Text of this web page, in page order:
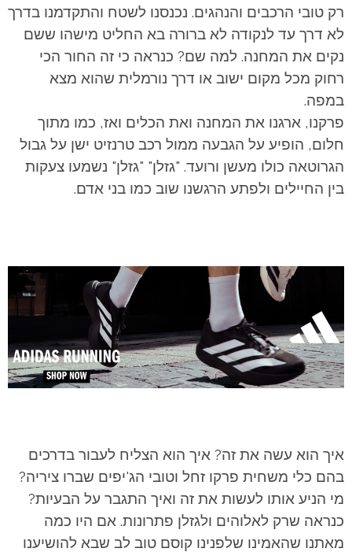
רק טובי הרכבים והנהגים. נכנסנו לשטח והתקדמנו בדרך
לא דרך עד לנקודה לא ברורה בא החליט מישהו ששם
נקים את המחנה. למה שם? כנראה כי זה החור הכי
רחוק מכל מקום ישוב או דרך נורמלית שהוא מצא
במפה.
פרקנו, ארגנו את המחנה ואת הכלים ואז, כמו מתוך
חלום, הופיע על הגבעה ממול רכב טרנזיט ישן על גבול
הגרוטאה כולו מעשן ורועד. "גזלן" "גזלן" נשמעו צעקות
בין החיילים ולפתע הרגשנו שוב כמו בני אדם.
איך הוא עשה את זה? איך הוא הצליח לעבור בדרכים
בהם כלי משחית פרקו זחל וטובי הג'יפים שברו ציריה?
מי הניע אותו לעשות את זה ואיך התגבר על הבעיות?
כנראה שרק לאלוהים ולגזלן פתרונות. אם היו כמה
מאתנו שהאמינו שלפנינו קוסם טוב לב שבא להושיענו